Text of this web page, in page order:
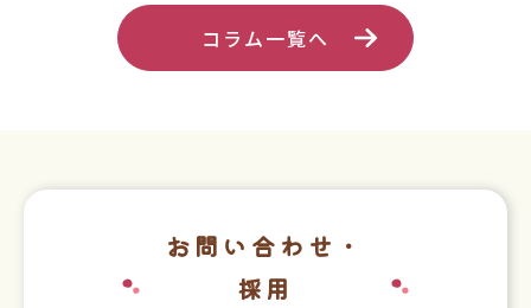
コラム一覧へ
お問い合わせ・
採用